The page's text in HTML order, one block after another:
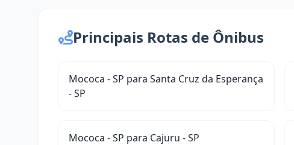
Principais Rotas de Ônibus
Mococa - SP para Santa Cruz da Esperança
- SP
Mococa - SP para Cajuru - SP